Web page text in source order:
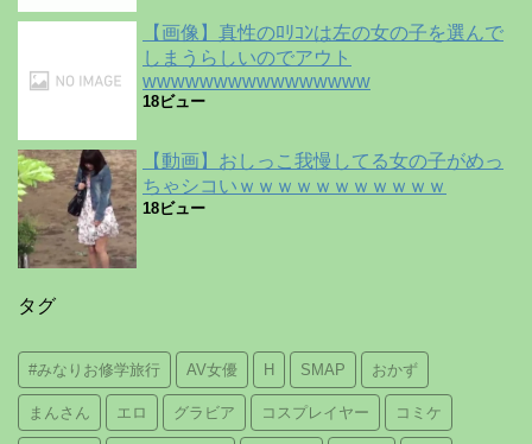
【画像】真性のﾛﾘｺﾝは左の女の子を選んで
しまうらしいのでアウト
wwwwwwwwwwwwwwww
18ビュー
【動画】おしっこ我慢してる女の子がめっ
ちゃシコいｗｗｗｗｗｗｗｗｗｗｗ
18ビュー
タグ
#みなりお修学旅行 AV女優 H SMAP おかず
まんさん エロ グラビア コスプレイヤー コミケ